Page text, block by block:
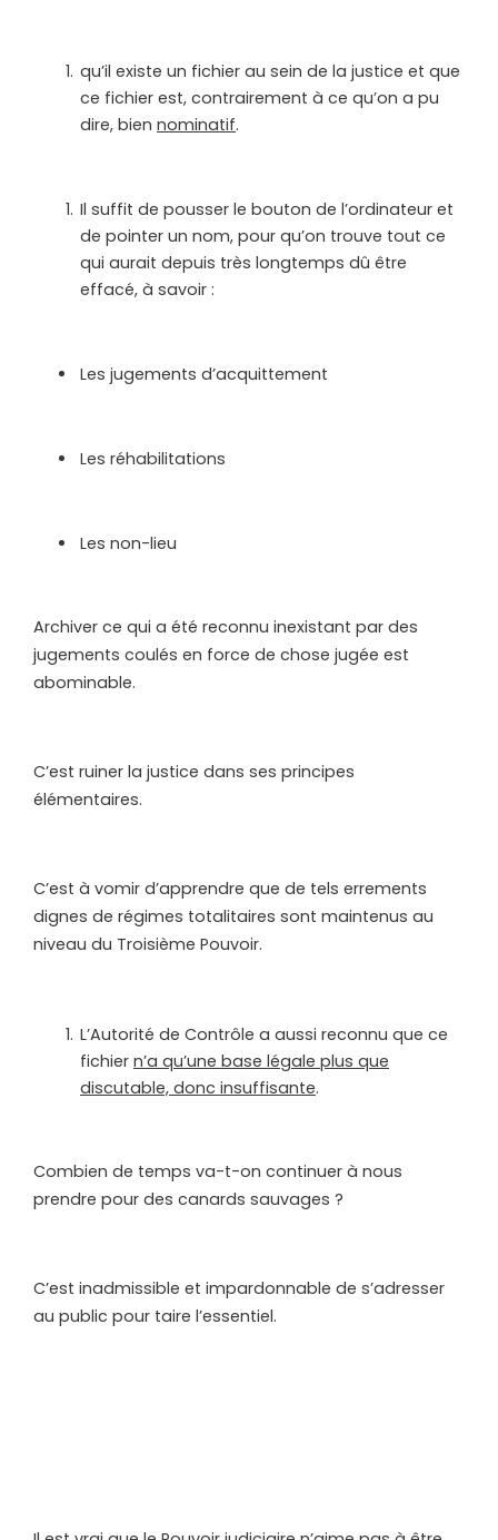
qu’il existe un fichier au sein de la justice et que
ce fichier est, contrairement à ce qu’on a pu
dire, bien nominatif.
Il suffit de pousser le bouton de l’ordinateur et
de pointer un nom, pour qu’on trouve tout ce
qui aurait depuis très longtemps dû être
effacé, à savoir :
Les jugements d’acquittement
Les réhabilitations
Les non-lieu
Archiver ce qui a été reconnu inexistant par des
jugements coulés en force de chose jugée est
abominable.
C’est ruiner la justice dans ses principes
élémentaires.
C’est à vomir d’apprendre que de tels errements
dignes de régimes totalitaires sont maintenus au
niveau du Troisième Pouvoir.
L’Autorité de Contrôle a aussi reconnu que ce
fichier n’a qu’une base légale plus que
discutable, donc insuffisante.
Combien de temps va-t-on continuer à nous
prendre pour des canards sauvages ?
C’est inadmissible et impardonnable de s’adresser
au public pour taire l’essentiel.